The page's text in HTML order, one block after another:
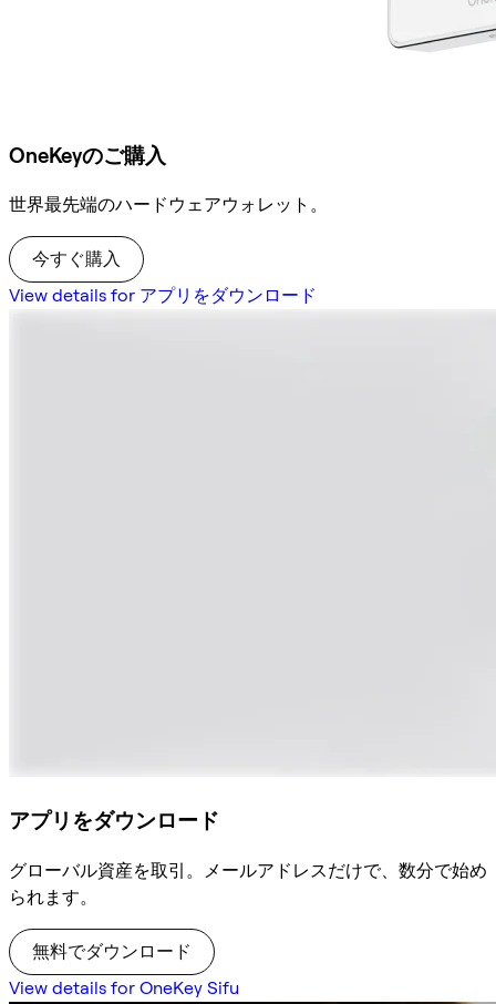
OneKeyのご購入
世界最先端のハードウェアウォレット。
今すぐ購入
View details for アプリをダウンロード
アプリをダウンロード
グローバル資産を取引。メールアドレスだけで、数分で始め
られます。
無料でダウンロード
View details for OneKey Sifu